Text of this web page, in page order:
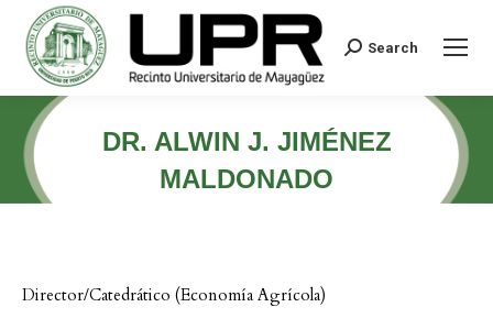
Search:Search
DR. ALWIN J. JIMÉNEZ
MALDONADO
Director/Catedrático (Economía Agrícola)